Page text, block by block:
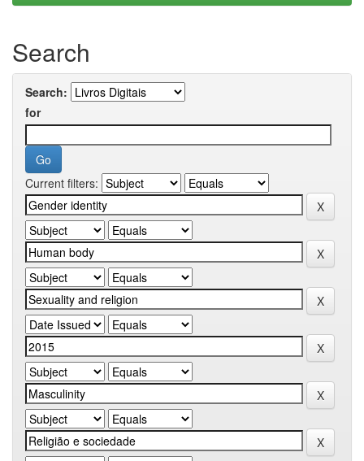
Search
Search:
for
Current filters: